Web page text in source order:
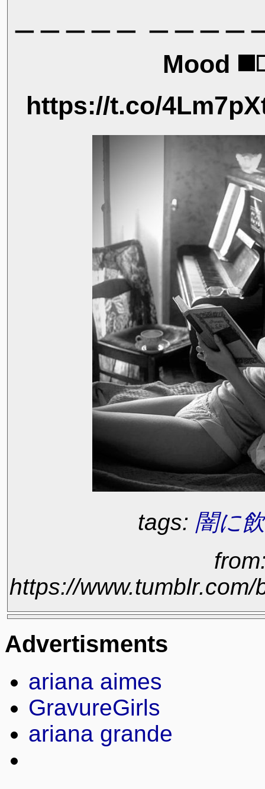
Mood
https://t.co/
tags: 闇に
https://
Advertisments
ariana aimes
GravureGirls
ariana grande